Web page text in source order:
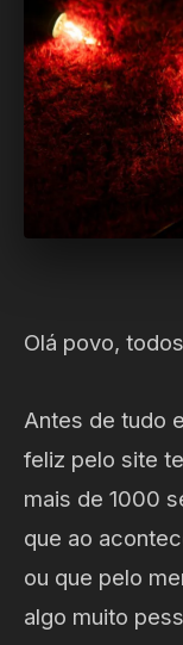
Olá povo,
Antes de tudo
feliz pelo site
mais de 1000
que ao
ou que pelo
algo muito